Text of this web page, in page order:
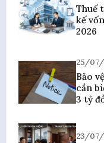
Thuế
kế
2026
25/07/
Bảo
cần
3 tỷ
23/07/